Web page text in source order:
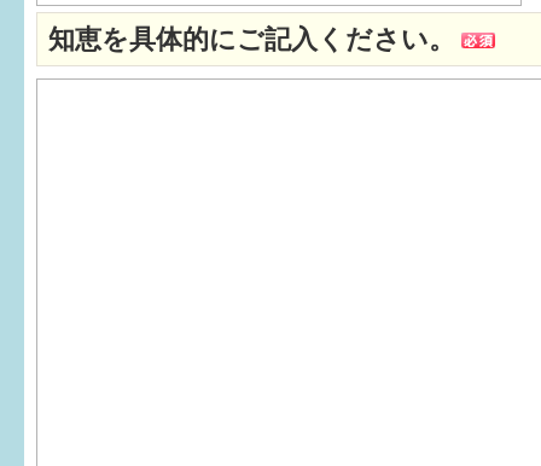
知恵を具体的にご記入ください。
子育てカレンダー
妊娠